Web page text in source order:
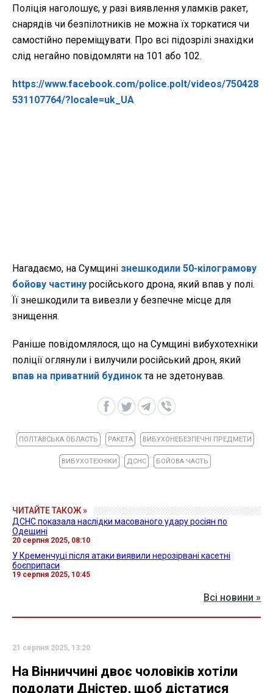
Поліція наголошує, у разі виявлення уламків ракет,
снарядів чи безпілотників не можна їх торкатися чи
самостійно переміщувати. Про всі підозрілі знахідки
слід негайно повідомляти на 101 або 102.
https://www.facebook.com/police.polt/videos/750428
531107764/?locale=uk_UA
Нагадаємо, на Сумщині знешкодили 50-кілограмову
бойову частину російського дрона, який впав у полі.
Її знешкодили та вивезли у безпечне місце для
знищення.
Раніше повідомлялося, що на Сумщині вибухотехніки
поліції оглянули і вилучили російський дрон, який
впав на приватний будинокта не здетонував.
ПОЛТАВСЬКА ОБЛАСТЬ РАКЕТА ВИБУХОНЕБЕЗПЕЧНІ ПРЕДМЕТИ
ВИБУХОТЕХНІКИ ДСНС БОЙОВА ЧАСТЬ
ЧИТАЙТЕ ТАКОЖ »
ДСНС показала наслідки масованого удару росіян по
Одещині
20 серпня 2025, 08:10
У Кременчуці після атаки виявили нерозірвані касетні
боєприпаси
19 серпня 2025, 10:45
Всі новини »
21 серпня 2025, 13:20
На Вінниччині двоє чоловіків хотіли
подолати Дністер, щоб дістатися